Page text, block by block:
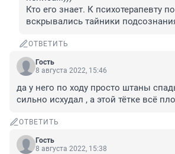
Кто его знает. К психотерапевту
вскрывались тайники
ОТВЕТИТЬ
Гость
8 августа 2022, 15:46
да у него по ходу просто штаны
сильно исхудал , а этой тётке всё
ОТВЕТИТЬ
Гость
8 августа 2022, 15:38